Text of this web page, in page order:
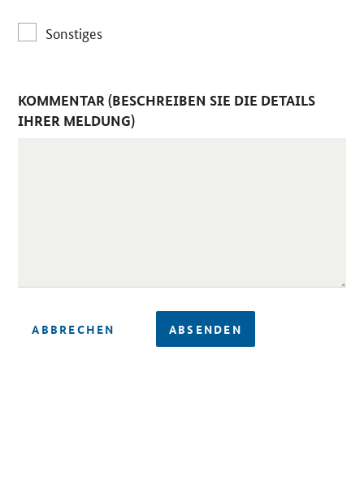
Sonstiges
KOMMENTAR (BESCHREIBEN SIE DIE DETAILS
IHRER MELDUNG)
ABBRECHEN ABSENDEN